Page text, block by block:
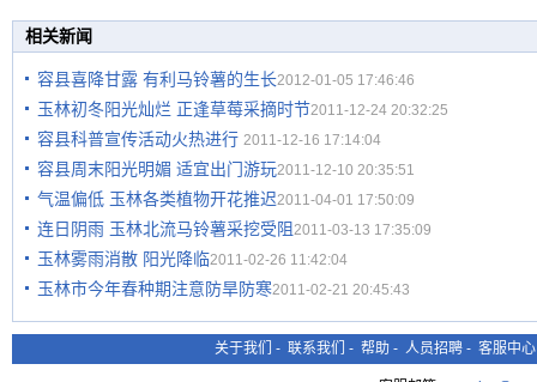
相关新闻
容县喜降甘露 有利马铃薯的生长2012-01-05 17:46:46
玉林初冬阳光灿烂 正逢草莓采摘时节2011-12-24 20:32:25
容县科普宣传活动火热进行 2011-12-16 17:14:04
容县周末阳光明媚 适宜出门游玩2011-12-10 20:35:51
气温偏低 玉林各类植物开花推迟2011-04-01 17:50:09
连日阴雨 玉林北流马铃薯采挖受阻2011-03-13 17:35:09
玉林雾雨消散 阳光降临2011-02-26 11:42:04
玉林市今年春种期注意防旱防寒2011-02-21 20:45:43
关于我们 - 联系我们 - 帮助 - 人员招聘 - 客服中心